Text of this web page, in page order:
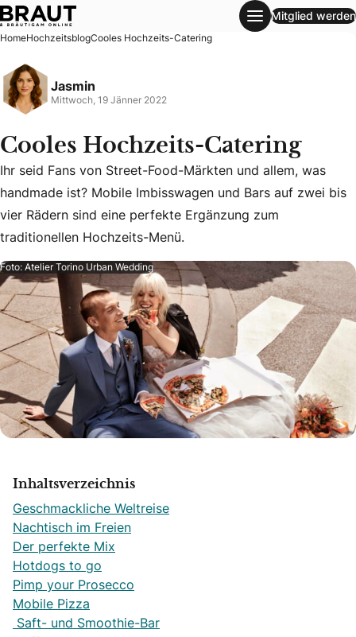
Cooles Hochzeits-Catering
Mitglied werden
HomeHochzeitsblogCooles Hochzeits-Catering
Jasmin
Mittwoch, 19 Jänner 2022
Cooles Hochzeits-Catering
Ihr seid Fans von Street-Food-Märkten und allem, was
Ihr seid Fans von Street-Food-Märkten und allem, was
handmade ist? Mobile Imbisswagen und Bars auf zwei bis
vier Rädern sind eine perfekte Ergänzung zum
traditionellen Hochzeits-Menü.
Foto: Atelier Torino Urban Wedding
Inhaltsverzeichnis
Geschmackliche Weltreise
Nachtisch im Freien
Der perfekte Mix
Hotdogs to go
Pimp your Prosecco
Mobile Pizza
Saft- und Smoothie-Bar